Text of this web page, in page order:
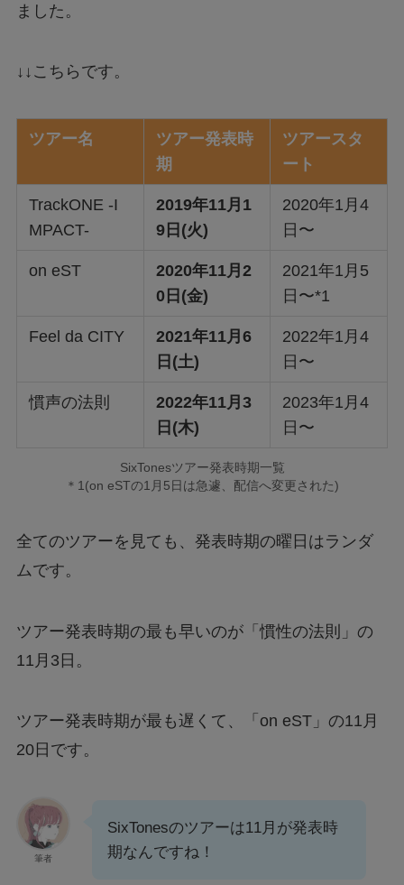
ました。
↓↓こちらです。
ツアー名
ツアー発表時
期
ツアースタ
ート
TrackONE -I
MPACT-
2019年11月1
9日(火)
2020年1月4
日〜
on eST
2020年11月2
0日(金)
2021年1月5
日〜*1
Feel da CITY
2021年11月6
日(土)
2022年1月4
日〜
慣声の法則
2022年11月3
日(木)
2023年1月4
日〜
SixTonesツアー発表時期一覧
＊1(on eSTの1月5日は急遽、配信へ変更された)
全てのツアーを見ても、発表時期の曜日はランダ
ムです。
ツアー発表時期の最も早いのが「慣性の法則」の
11月3日。
ツアー発表時期が最も遅くて、「on eST」の11月
20日です。
筆者
SixTonesのツアーは11月が発表時
期なんですね！